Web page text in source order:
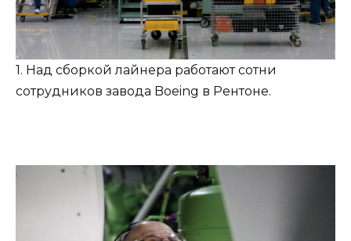
1. Над сборкой лайнера работают сотни
сотрудников завода Boeing в Рентоне.